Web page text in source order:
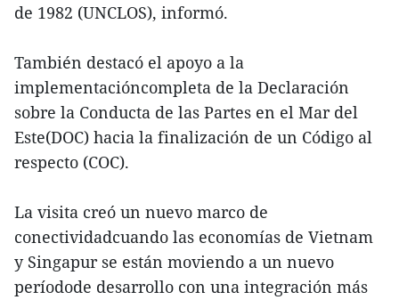
de 1982 (UNCLOS), informó.
También destacó el apoyo a la
implementacióncompleta de la Declaración
sobre la Conducta de las Partes en el Mar del
Este(DOC) hacia la finalización de un Código al
respecto (COC).
La visita creó un nuevo marco de
conectividadcuando las economías de Vietnam
y Singapur se están moviendo a un nuevo
períodode desarrollo con una integración más